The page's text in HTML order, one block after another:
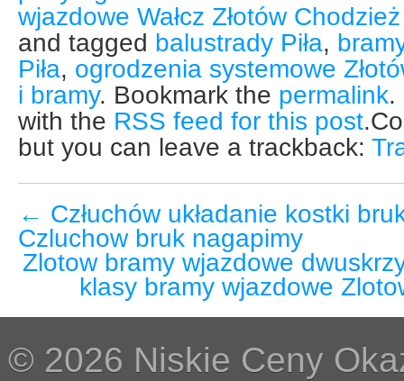
wjazdowe Wałcz Złotów
and tagged balustrady Piła,
Piła, ogrodzenia systemowe
i bramy. Bookmark the permalink.
with the RSS feed for this post
but you can leave a trackback:
← Człuchów układanie kostki
Czluchow bruk nagapimy
Zlotow bramy wjazdowe
klasy bramy wjazdowe
© 2026 Niskie Ceny